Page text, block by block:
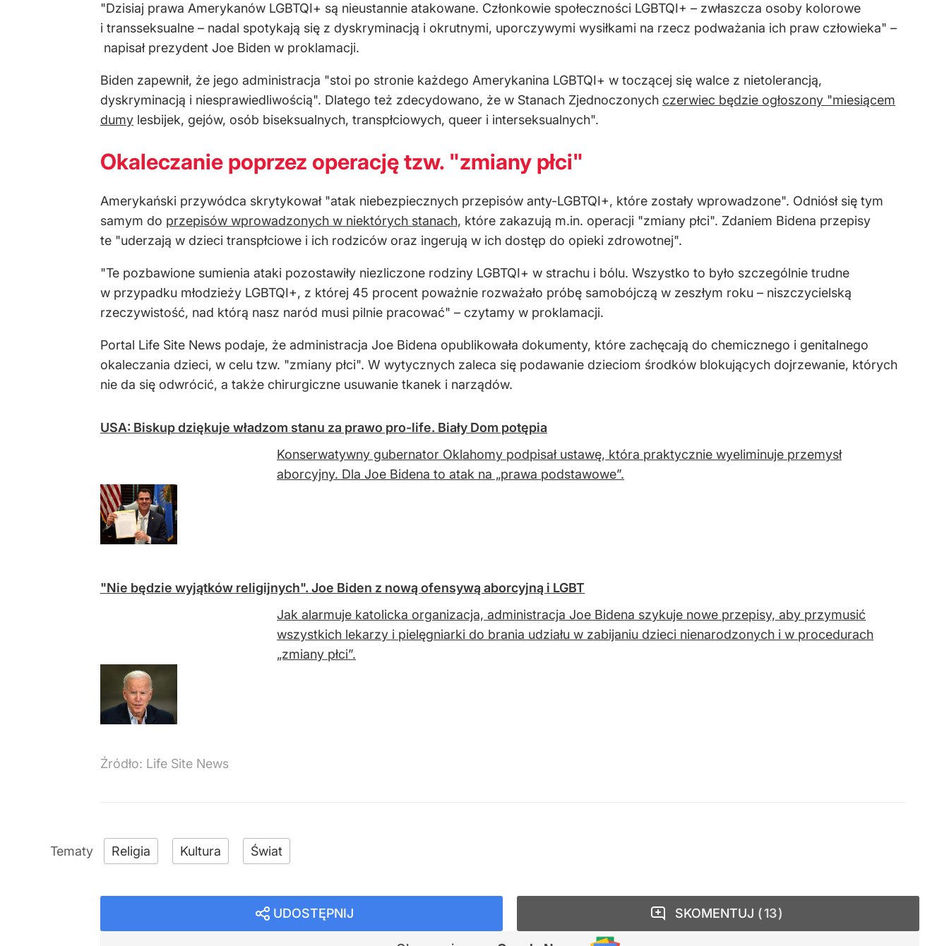
"Dzisiaj prawa Amerykanów LGBTQI+ są nieustannie atakowane. Członkowie społeczności LGBTQI+ – zwłaszcza osoby kolorowe
i transseksualne – nadal spotykają się z dyskryminacją i okrutnymi, uporczywymi wysiłkami na rzecz podważania ich praw człowieka" –
napisał prezydent Joe Biden w proklamacji.
Biden zapewnił, że jego administracja "stoi po stronie każdego Amerykanina LGBTQI+ w toczącej się walce z nietolerancją,
dyskryminacją i niesprawiedliwością". Dlatego też zdecydowano, że w Stanach Zjednoczonych czerwiec będzie ogłoszony "miesiącem
dumy lesbijek, gejów, osób biseksualnych, transpłciowych, queer i interseksualnych".
Okaleczanie poprzez operację tzw. "zmiany płci"
Amerykański przywódca skrytykował "atak niebezpiecznych przepisów anty-LGBTQI+, które zostały wprowadzone". Odniósł się tym
samym do przepisów wprowadzonych w niektórych stanach, które zakazują m.in. operacji "zmiany płci". Zdaniem Bidena przepisy
te "uderzają w dzieci transpłciowe i ich rodziców oraz ingerują w ich dostęp do opieki zdrowotnej".
"Te pozbawione sumienia ataki pozostawiły niezliczone rodziny LGBTQI+ w strachu i bólu. Wszystko to było szczególnie trudne
w przypadku młodzieży LGBTQI+, z której 45 procent poważnie rozważało próbę samobójczą w zeszłym roku – niszczycielską
rzeczywistość, nad którą nasz naród musi pilnie pracować" – czytamy w proklamacji.
Portal Life Site News podaje, że administracja Joe Bidena opublikowała dokumenty, które zachęcają do chemicznego i genitalnego
okaleczania dzieci, w celu tzw. "zmiany płci". W wytycznych zaleca się podawanie dzieciom środków blokujących dojrzewanie, których
nie da się odwrócić, a także chirurgiczne usuwanie tkanek i narządów.
USA: Biskup dziękuje władzom stanu za prawo pro-life. Biały Dom potępia
Konserwatywny gubernator Oklahomy podpisał ustawę, która praktycznie wyeliminuje przemysł
aborcyjny. Dla Joe Bidena to atak na „prawa podstawowe”.
"Nie będzie wyjątków religijnych". Joe Biden z nową ofensywą aborcyjną i LGBT
Jak alarmuje katolicka organizacja, administracja Joe Bidena szykuje nowe przepisy, aby przymusić
wszystkich lekarzy i pielęgniarki do brania udziału w zabijaniu dzieci nienarodzonych i w procedurach
„zmiany płci”.
Źródło: Life Site News
Religia Kultura Świat
UDOSTĘPNIJ SKOMENTUJ 13